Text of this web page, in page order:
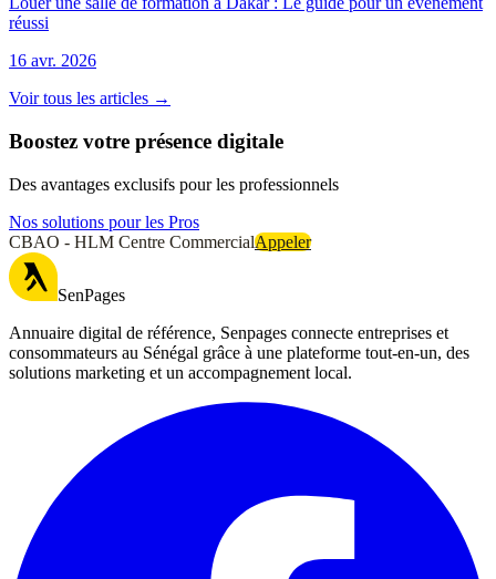
réussi
16 avr. 2026
Voir tous les articles →
Boostez votre présence digitale
Des avantages exclusifs pour les professionnels
Nos solutions pour les Pros
CBAO - HLM Centre CommercialAppeler
SenPages
Annuaire digital de référence, Senpages connecte entreprises et
consommateurs au Sénégal grâce à une plateforme tout-en-un, des
solutions marketing et un accompagnement local.